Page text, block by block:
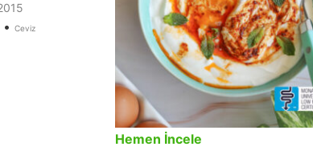
Ceviz
Hemen İncele